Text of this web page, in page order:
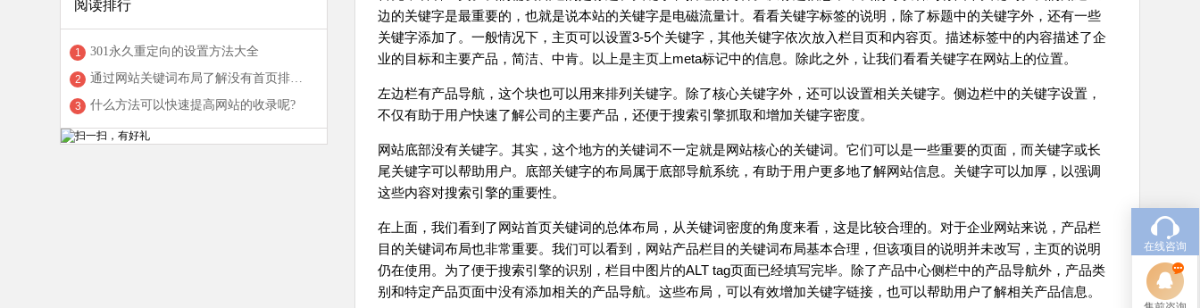
阅读排行
1 301永久重定向的设置方法大全
2 通过网站关键词布局了解没有首页排名的原因
3 什么方法可以快速提高网站的收录呢?
边的关键字是最重要的，也就是说本站的关键字是电磁流量计。看看关键字标签的说明，除了标题中的关键字外，还有一些
关键字添加了。一般情况下，主页可以设置3-5个关键字，其他关键字依次放入栏目页和内容页。描述标签中的内容描述了企
业的目标和主要产品，简洁、中肯。以上是主页上meta标记中的信息。除此之外，让我们看看关键字在网站上的位置。
左边栏有产品导航，这个块也可以用来排列关键字。除了核心关键字外，还可以设置相关关键字。侧边栏中的关键字设置，
不仅有助于用户快速了解公司的主要产品，还便于搜索引擎抓取和增加关键字密度。
网站底部没有关键字。其实，这个地方的关键词不一定就是网站核心的关键词。它们可以是一些重要的页面，而关键字或长
尾关键字可以帮助用户。底部关键字的布局属于底部导航系统，有助于用户更多地了解网站信息。关键字可以加厚，以强调
这些内容对搜索引擎的重要性。
在上面，我们看到了网站首页关键词的总体布局，从关键词密度的角度来看，这是比较合理的。对于企业网站来说，产品栏
目的关键词布局也非常重要。我们可以看到，网站产品栏目的关键词布局基本合理，但该项目的说明并未改写，主页的说明
仍在使用。为了便于搜索引擎的识别，栏目中图片的ALT tag页面已经填写完毕。除了产品中心侧栏中的产品导航外，产品类
别和特定产品页面中没有添加相关的产品导航。这些布局，可以有效增加关键字链接，也可以帮助用户了解相关产品信息。
在线咨询